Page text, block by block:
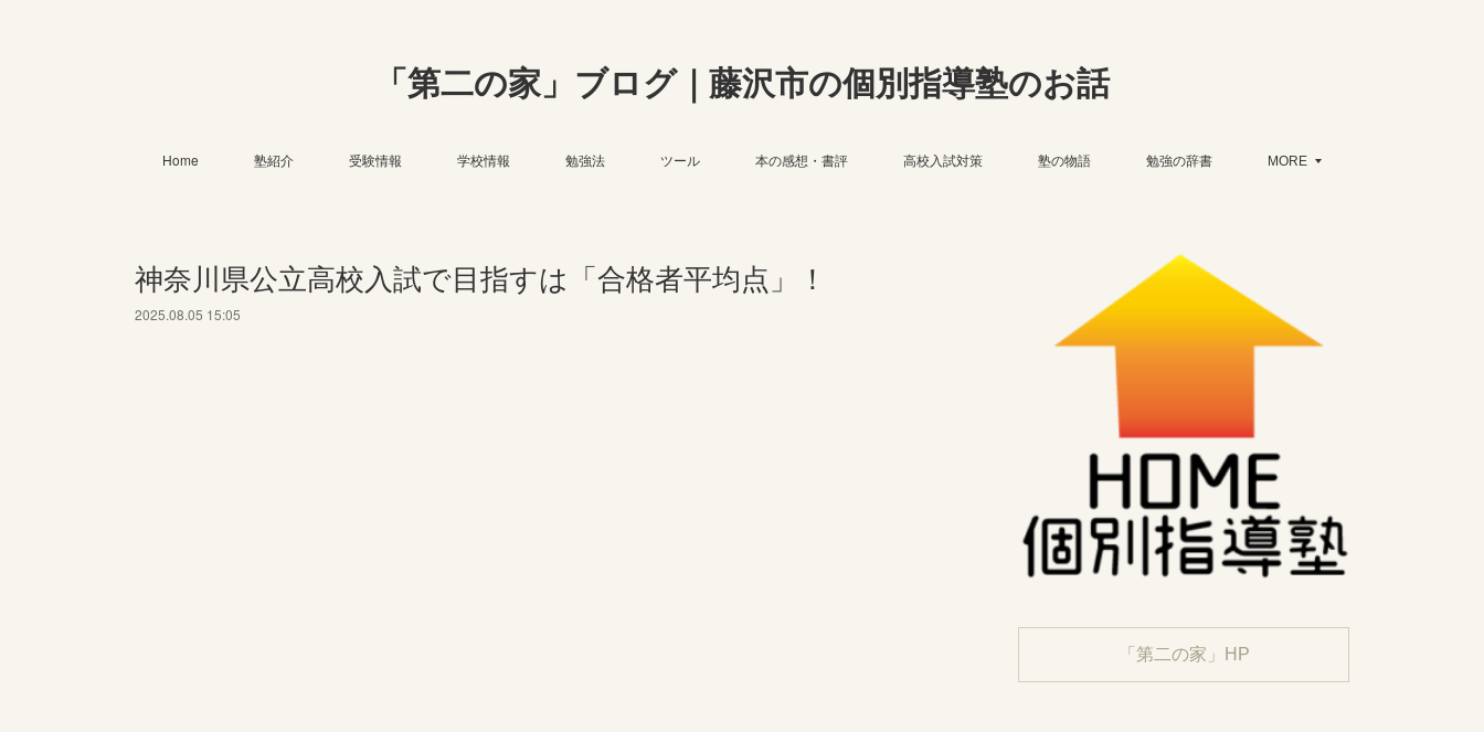
「第二の家」ブログ｜藤沢市の個別指導塾のお話
Home 塾紹介 受験情報 学校情報 勉強法 ツール 本の感想・書評 高校入試対策 塾の物語 勉強の辞書 MORE
神奈川県公立高校入試で目指すは「合格者平均点」！
2025.08.05 15:05
「第二の家」HP